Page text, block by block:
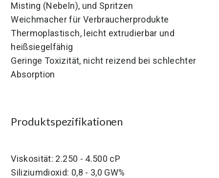
Misting (Nebeln), und Spritzen
Weichmacher für Verbraucherprodukte
Thermoplastisch, leicht extrudierbar und
heißsiegelfähig
Geringe Toxizität, nicht reizend bei schlechter
Absorption
Produktspezifikationen
Viskosität: 2.250 - 4.500 cP
Siliziumdioxid: 0,8 - 3,0 GW%